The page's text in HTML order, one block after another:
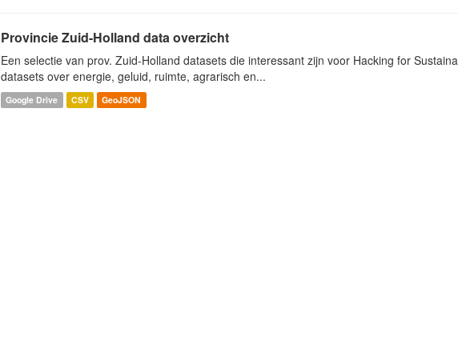
Provincie Zuid-Holland data overzicht
Een selectie van prov. Zuid-Holland datasets die interessant zijn voor Hacking for
datasets over energie, geluid, ruimte, agrarisch en...
Google Drive CSV GeoJSON